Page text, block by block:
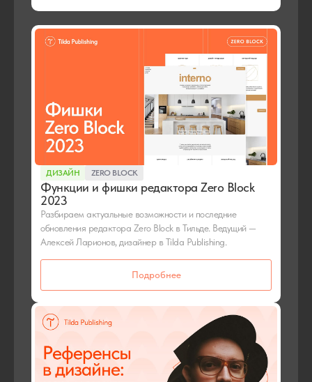
ДИЗАЙН ZERO BLOCK
Функции и фишки редактора Zero Block
2023
Разбираем актуальные возможности и последние
обновления редактора Zero Block в Тильде. Ведущий —
Алексей Ларионов, дизайнер в Tilda Publishing.
Подробнее